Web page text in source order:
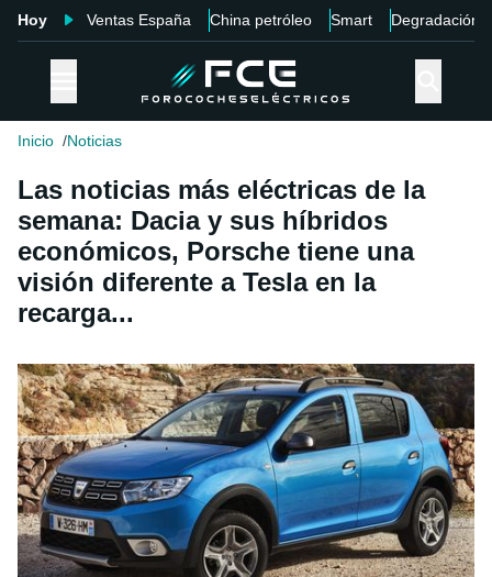
Hoy Ventas España China petróleo Smart Degradación
Inicio Noticias
Las noticias más eléctricas de la
semana: Dacia y sus híbridos
económicos, Porsche tiene una
visión diferente a Tesla en la
recarga...